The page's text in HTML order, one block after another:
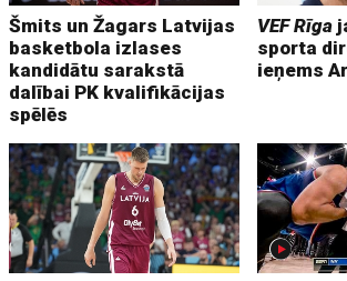
Šmits un Žagars Latvijas
basketbola izlases
kandidātu sarakstā
dalībai PK kvalifikācijas
spēlēs
VEF Rīga
sporta
ieņems